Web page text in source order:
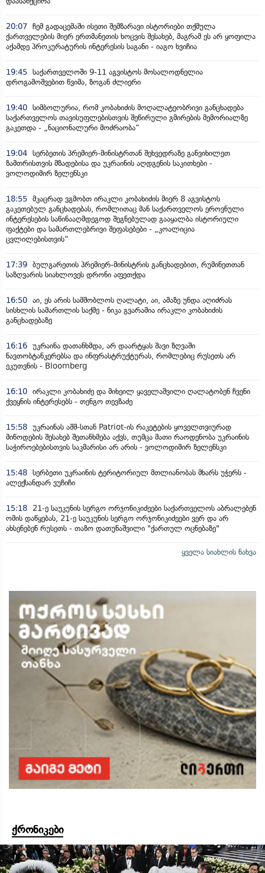
20:07 ჩემ გადაცემაში ისეთი შემზარავი ისტორიები თქმულა
ქართველების მიერ ერთმანეთის ხოცვის შესახებ, მაგრამ ეს არ ყოფილა
აქამდე პროკურატურის ინტერესის საგანი - იაგო ხვიჩია
19:45 საქართველოში 9-11 აგვისტოს მოსალოდნელია
დროგამოშვებით წვიმა, ზოგან ძლიერი
19:40 სიმბოლურია, რომ კობახიძის მოღალატეობრივი განცხადება
საქართველოს თავისუფლებისთვის შეწირული გმირების მემორიალზე
გაკეთდა - „ნაციონალური მოძრაობა“
19:04 სერბეთის პრემიერ-მინისტრთან შეხვედრაზე განვიხილეთ
ზამთრისთვის მზადებისა და უკრაინის აღდგენის საკითხები -
ვოლოდიმირ ზელენსკი
18:55 მკაცრად ვგმობთ ირაკლი კობახიძის მიერ 8 აგვისტოს
გაკეთებულ განცხადებას, რომლითაც მან საქართველოს ეროვნული
ინტერესების საწინააღმდეგოდ შეგნებულად გააყალბა ისტორიული
ფაქტები და სამართლებრივი შეფასებები - „კოალიცია
ცვლილებისთვის“
17:39 ბულგარეთის პრემიერ-მინისტრის განცხადებით, რუმინეთთან
საზღვარის სიახლოვეს დრონი აფეთქდა
16:50 აი, ეს არის სამშობლოს ღალატი, აი, ამაზე უნდა აღიძრას
სისხლის სამართლის საქმე - ნიკა გვარამია ირაკლი კობახიძის
განცხადებაზე
16:16 უკრაინა დათანხმდა, არ დაარტყას შავი ზღვაში
ნავთობტანკერებსა და ინფრასტრუქტურას, რომლებიც რუსეთს არ
ეკუთვნის - Bloomberg
16:10 ირაკლი კობახიძე და მიხეილ ყაველაშვილი ღალატობენ ჩვენი
ქვეყნის ინტერესებს - თენგო თევზაძე
15:58 უკრაინას აშშ-სთან Patriot-ის რაკეტების ყოველთვიურად
მიწოდების შესახებ შეთანხმება აქვს, თუმცა მათი რაოდენობა უკრაინის
საჭიროებებისთვის საკმარისი არ არის - ვოლოდიმირ ზელენსკი
15:48 სერბეთი უკრაინის ტერიტორიულ მთლიანობას მხარს უჭერს -
ალექსანდარ ვუჩიჩი
15:18
21-ე საუკუნის სერგო ორჯონიკიძეები საქართველოს აბრალებენ
ომის დაწყებას, 21-ე საუკუნის სერგო ორჯონიკიძეები ვერ და არ
ახსენებენ რუსეთს - თაზო დათუნაშვილი "ქართულ ოცნებაზე"
ყველა სიახლის ნახვა
ქრონიკები